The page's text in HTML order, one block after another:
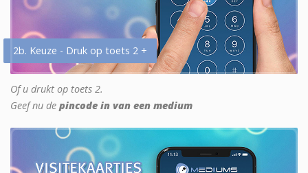
2b. Keuze - Druk op toets 2 +
Of u drukt op toets 2.
Geef nu de pincode in van een medium